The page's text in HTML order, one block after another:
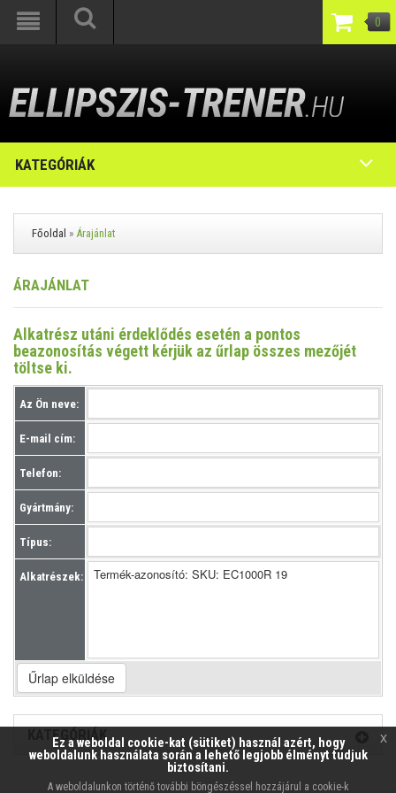
0
KATEGÓRIÁK
Főoldal » Árajánlat
ÁRAJÁNLAT
Alkatrész utáni érdeklődés esetén a pontos
beazonosítás végett kérjük az űrlap összes mezőjét
töltse ki.
Az Ön neve:
E-mail cím:
Telefon:
Gyártmány:
Típus:
Alkatrészek:
KATEGÓRIÁK
Ez a weboldal cookie-kat (sütiket) használ azért, hogy
weboldalunk használata során a lehető legjobb élményt tudjuk
biztosítani.
A weboldalunkon történő további böngészéssel hozzájárul a cookie-k
x